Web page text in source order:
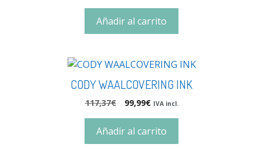
Añadir al carrito
CODY WAALCOVERING INK
117,37€ 99,99€ IVA incl.
Añadir al carrito